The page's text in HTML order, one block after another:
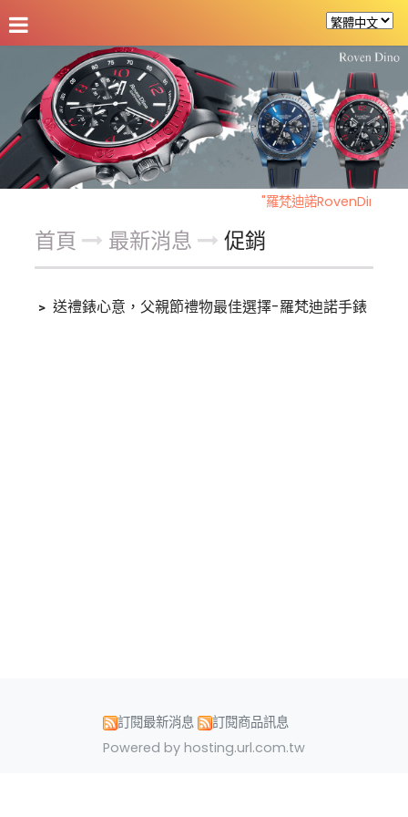
公司介紹 最新消息 商品介紹 客戶支援
"羅梵迪諾RovenDino"慶
首頁 最新消息 促銷
﹥送禮錶心意，父親節禮物最佳選擇-羅梵迪諾手錶
訂閱最新消息
訂閱商品訊息
Powered by hosting.url.com.tw